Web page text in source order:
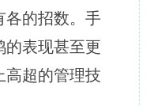
各的招数。手
的表现甚至更
高超的管理技